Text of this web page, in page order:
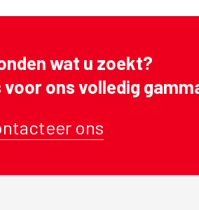
wat u zoekt?
ons volledig
ons